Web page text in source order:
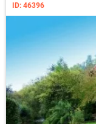
ID: 46396